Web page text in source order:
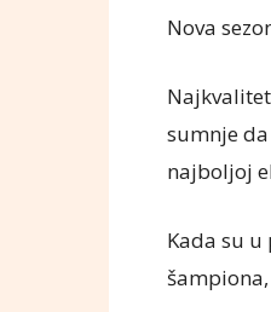
Nova
sumnje
najboljoj
Kada su